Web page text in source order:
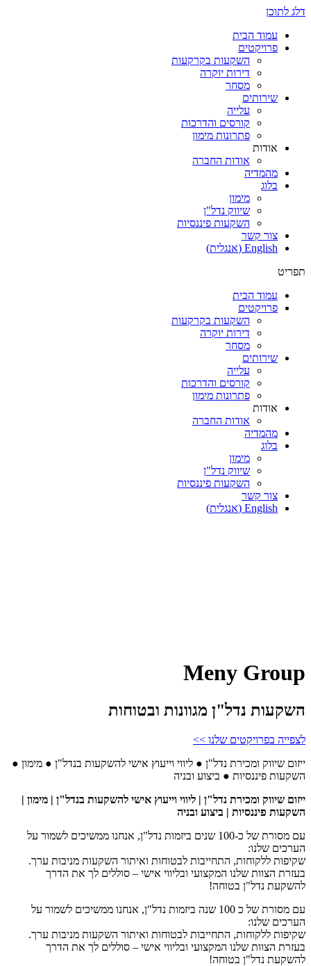
דלג לתוכן
עמוד הבית
פרויקטים
השקעות בקרקעות
דירות יוקרה
מסחר
שירותים
עלייה
קורסים והדרכות
פתרונות מימון
אודות
אודות החברה
מהמדיה
בלוג
מימון
שיווק נדל"ן
השקעות פיננסיות
צור קשר
English
(אנגלית)
תפריט
עמוד הבית
פרויקטים
השקעות בקרקעות
דירות יוקרה
מסחר
שירותים
עלייה
קורסים והדרכות
פתרונות מימון
אודות
אודות החברה
מהמדיה
בלוג
מימון
שיווק נדל"ן
השקעות פיננסיות
צור קשר
English
(אנגלית)
Meny Group
השקעות נדל"ן מגוונות ובטוחות
לצפייה בפרויקטים שלנו >>
ייזום שיווק ומכירת נדל"ן ● ליווי וייעוץ אישי להשקעות בנדל"ן ● מימון ●
השקעות פיננסיות ● ביצוע ובניה
ייזום שיווק ומכירת נדל"ן | ליווי וייעוץ אישי להשקעות בנדל"ן | מימון |
השקעות פיננסיות | ביצוע ובניה
עם מסורת של כ-100 שנים ביזמות נדל"ן, אנחנו ממשיכים לשמור על
הערכים שלנו:
שקיפות ללקוחות, התחייבות לבטוחות ואיתור השקעות מניבות ערך.
בעזרת הצוות שלנו המקצועי ובליווי אישי – סוללים לך את הדרך
להשקעת נדל"ן בטוחה!
עם מסורת של כ 100 שנה ביזמות נדל"ן, אנחנו ממשיכים לשמור על
הערכים שלנו:
שקיפות ללקוחות, התחייבות לבטוחות ואיתור השקעות מניבות ערך.
בעזרת הצוות שלנו המקצועי ובליווי אישי – סוללים לך את הדרך
להשקעת נדל"ן בטוחה!